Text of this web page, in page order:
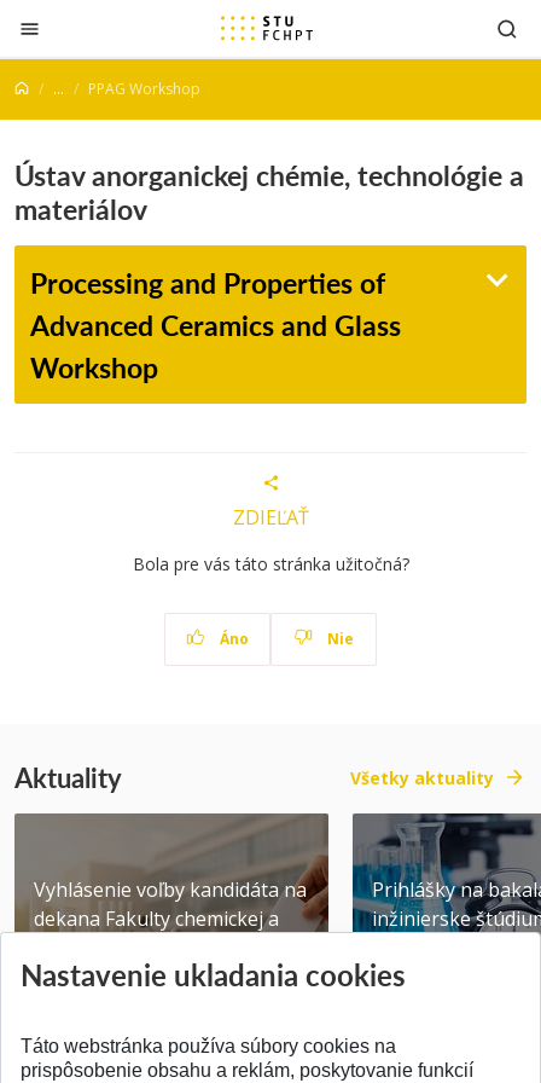
Prejsť na obsah
... PPAG Workshop
Ústav anorganickej chémie, technológie a
materiálov
Processing and Properties of
Advanced Ceramics and Glass
Workshop
ZDIEĽAŤ
Bola pre vás táto stránka užitočná?
Áno Nie
Aktuality Všetky aktuality
Vyhlásenie voľby kandidáta na
dekana Fakulty chemickej a
Publikované 31.07.2026
Prihlášky na
inžinierske
Publikované
Nastavenie ukladania cookies
Táto webstránka používa súbory cookies na
prispôsobenie obsahu a reklám, poskytovanie funkcií